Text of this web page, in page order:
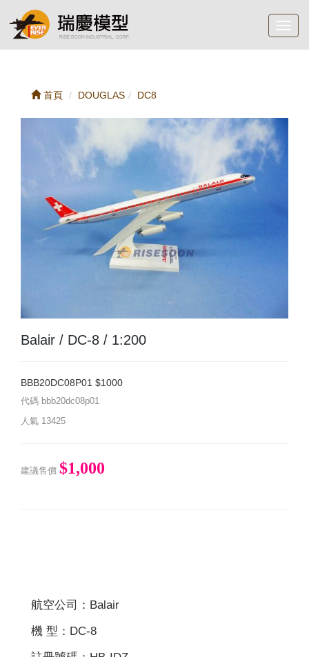
首頁 DOUGLAS DC8
Balair / DC-8 / 1:200
BBB20DC08P01 $1000
代碼 bbb20dc08p01
人氣 13425
建議售價 $1,000
航空公司：Balair
機 型：DC-8